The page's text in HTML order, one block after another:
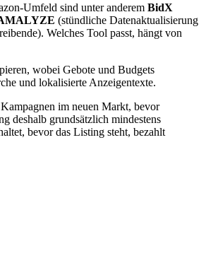
Umfeld sind unter anderem BidX
(stündliche Datenaktualisierung
Welches Tool passt, hängt von
wobei Gebote und Budgets
und lokalisierte Anzeigentexte.
im neuen Markt, bevor
deshalb grundsätzlich mindestens
bevor das Listing steht, bezahlt